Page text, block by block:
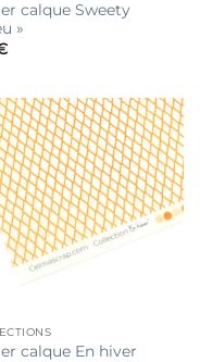
calque Sweety
»
calque En hiver